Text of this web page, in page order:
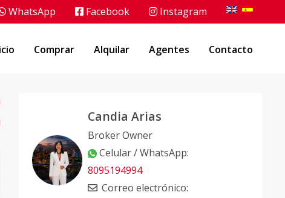
WhatsApp Facebook Instagram
Comprar Alquilar Agentes Contacto
Candia Arias
Broker Owner
Celular / WhatsApp:
8095194994
Correo electrónico: